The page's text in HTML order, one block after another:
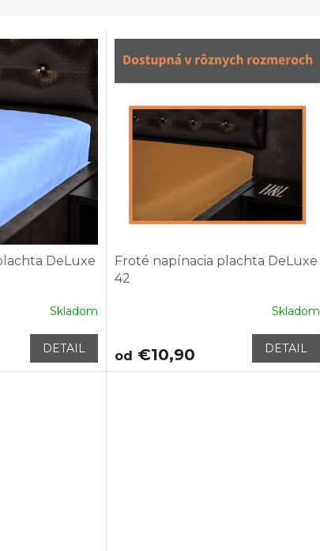
DeLuxe
Skladom
DETAIL
Froté napínacia plachta DeLuxe
42
Skladom
od €10,90 DETAIL